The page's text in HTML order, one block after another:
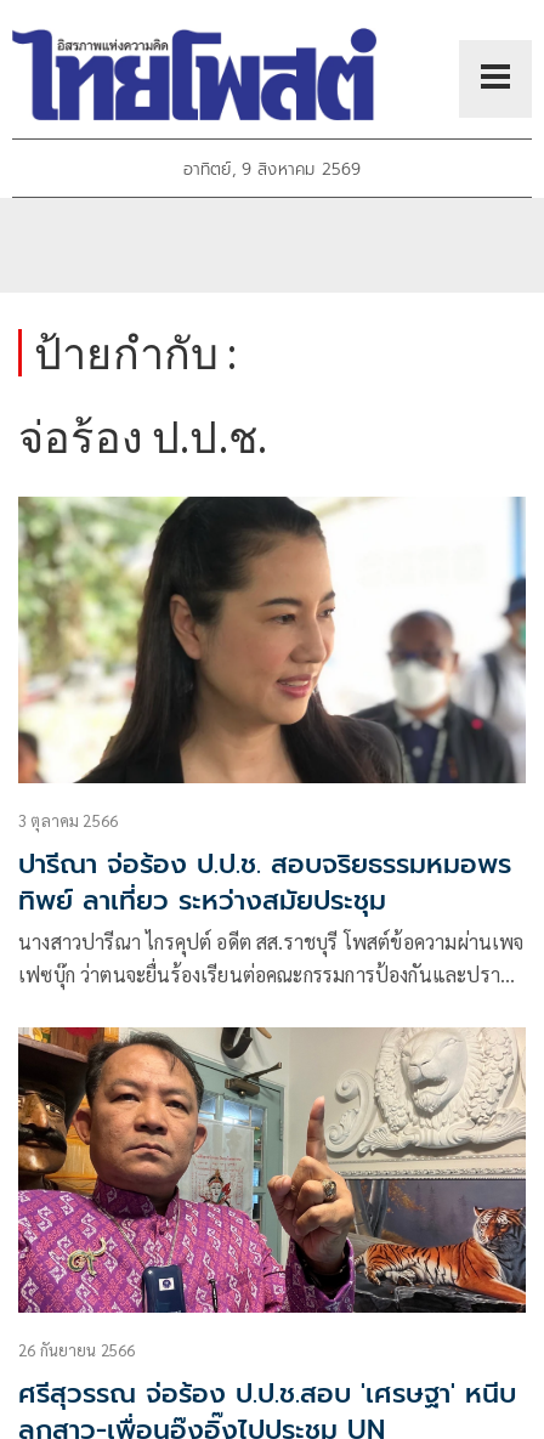
อาทิตย์, 9 สิงหาคม 2569
ป้ายกำกับ :
จ่อร้อง ป.ป.ช.
3 ตุลาคม 2566
ปารีณา จ่อร้อง ป.ป.ช. สอบจริยธรรมหมอพร
ทิพย์ ลาเที่ยว ระหว่างสมัยประชุม
นางสาวปารีณา ไกรคุปต์ อดีต สส.ราชบุรี โพสต์ข้อความผ่านเพจ
เฟซบุ๊ก ว่าตนจะยื่นร้องเรียนต่อคณะกรรมการป้องกันและปราบ
26 กันยายน 2566
ศรีสุวรรณ จ่อร้อง ป.ป.ช.สอบ 'เศรษฐา' หนีบ
ลูกสาว-เพื่อนอุ๊งอิ๊งไปประชุม UN